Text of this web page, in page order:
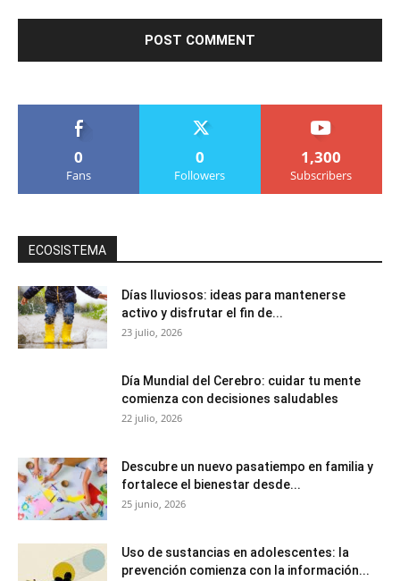
0
Fans
0
Followers
1,300
Subscribers
ECOSISTEMA
Días lluviosos: ideas para mantenerse
activo y disfrutar el fin de...
23 julio, 2026
Día Mundial del Cerebro: cuidar tu mente
comienza con decisiones saludables
22 julio, 2026
Descubre un nuevo pasatiempo en familia y
fortalece el bienestar desde...
25 junio, 2026
Uso de sustancias en adolescentes: la
prevención comienza con la información...